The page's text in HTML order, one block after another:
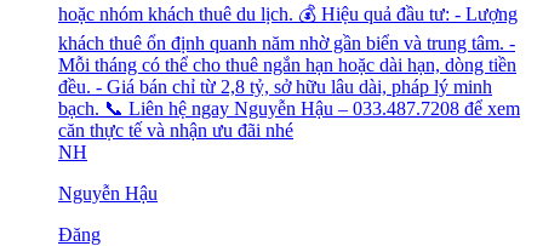
hoặc nhóm khách thuê du lịch. 💰 Hiệu quả đầu tư: - Lượng
khách thuê ổn định quanh năm nhờ gần biển và trung tâm. -
Mỗi tháng có thể cho thuê ngắn hạn hoặc dài hạn, dòng tiền
đều. - Giá bán chỉ từ 2,8 tỷ, sở hữu lâu dài, pháp lý minh
bạch. 📞 Liên hệ ngay Nguyễn Hậu – 033.487.7208 để xem
căn thực tế và nhận ưu đãi nhé
NH
Nguyễn Hậu
Đăng